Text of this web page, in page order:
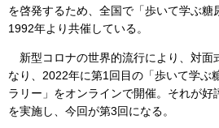
を啓発するため、全国で「歩いて学ぶ糖
1992年より共催している。
新型コロナの世界的流行により、対面
なり、2022年に第1回目の「歩いて学ぶ
ラリー」をオンラインで開催。それが好
を実施し、今回が第3回になる。